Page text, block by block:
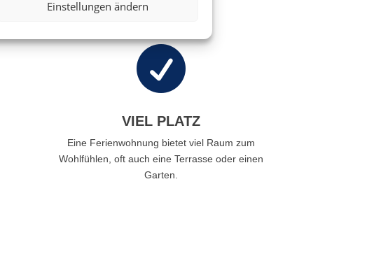
Einstellungen ändern

VIEL PLATZ
Eine Ferienwohnung bietet viel Raum zum
Wohlfühlen, oft auch eine Terrasse oder einen
Garten.